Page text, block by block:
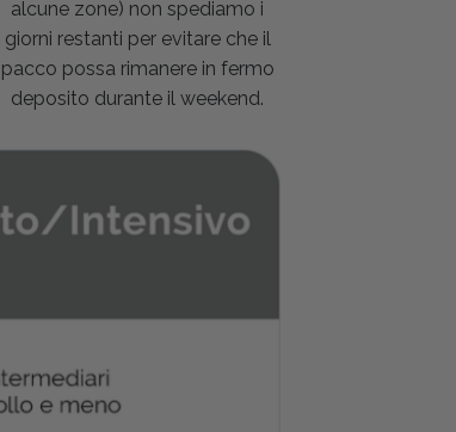
alcune zone) non spediamo i
giorni restanti per evitare che il
pacco possa rimanere in fermo
deposito durante il weekend.